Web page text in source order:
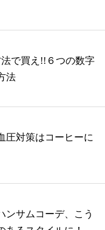
で買え!!６つの数字
法
圧対策はコーヒーに
ンサムコーデ、こう